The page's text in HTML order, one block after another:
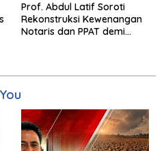
Prof. Abdul Latif Soroti
Rekonstruksi Kewenangan
Notaris dan PPAT demi